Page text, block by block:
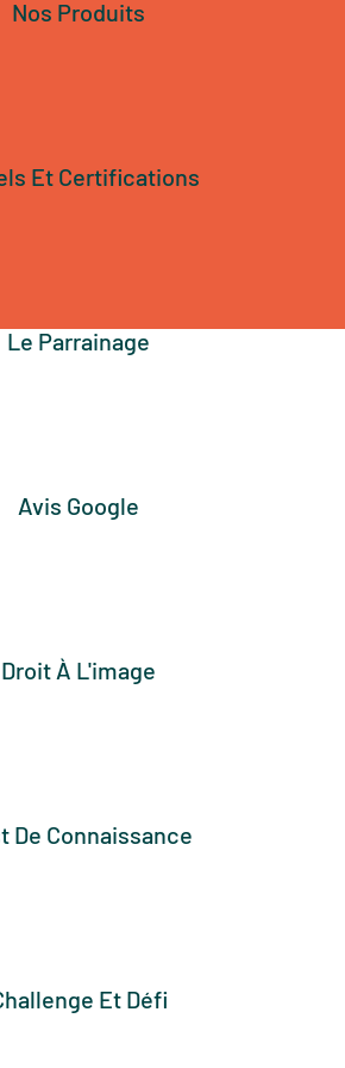
Nos Produits
Et Certifications
Le Parrainage
Avis Google
Droit À L'image
De Connaissance
Et Défi